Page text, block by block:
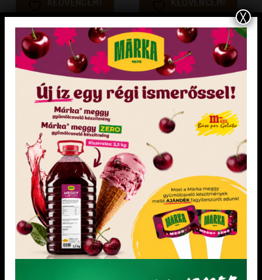
KEDVENCEM!
AROMÁK
ABS gesztenye aroma 1,2 kg
Adagolás: 3-5 g / kg
KEDVENCEM!
KEDVENCEM!
AROMÁK
ABS KÁVÉ AROMA 1,2 kg
Adagolás: 3-5 g /kg
KEDVENCEM!
X